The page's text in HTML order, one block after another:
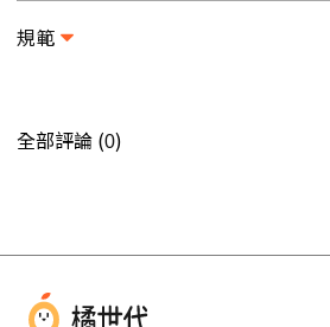
規範
全部評論 (0)